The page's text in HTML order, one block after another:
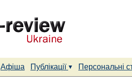
Афіша Публікації
Персональні